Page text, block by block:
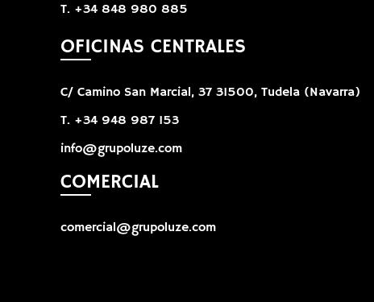
T. +34 848 980 885
OFICINAS CENTRALES
C/ Camino San Marcial, 37 31500, Tudela (Navarra)
T. +34 948 987 153
info@grupoluze.com
COMERCIAL
comercial@grupoluze.com